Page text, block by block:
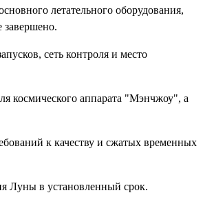
летательного оборудования,
сеть контроля и место
космического аппарата "Мэнчжоу", а
к качеству и сжатых временных
Луны в установленный срок.